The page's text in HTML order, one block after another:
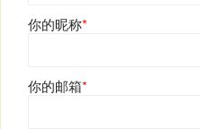
你的昵称*
你的邮箱*